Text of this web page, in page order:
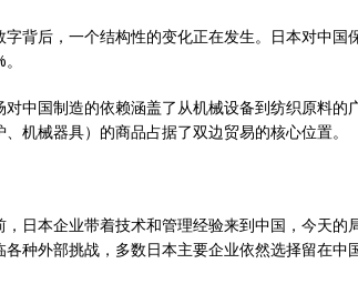
字背后，一个结构性的变化正在发生。日本对中
对中国制造的依赖涵盖了从机械设备到纺织原料
、机械器具）的商品占据了双边贸易的核心位置。
，日本企业带着技术和管理经验来到中国，今天的
各种外部挑战，多数日本主要企业依然选择留在中